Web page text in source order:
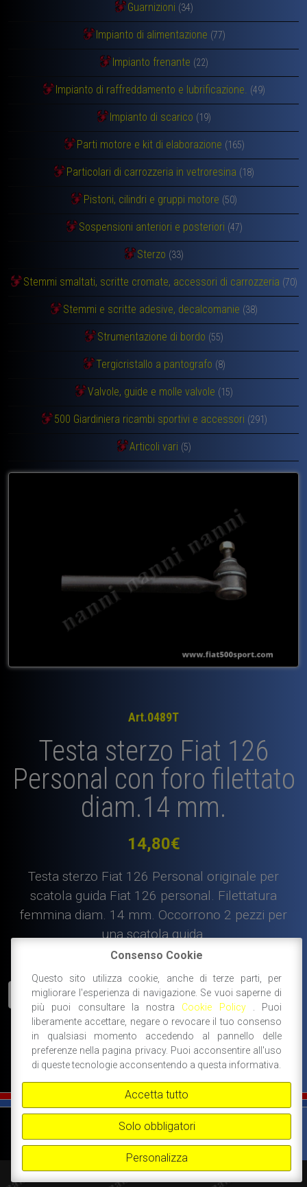
Guarnizioni (34)
Impianto di alimentazione (77)
Impianto frenante (22)
Impianto di raffreddamento e lubrificazione. (49)
Impianto di scarico (19)
Parti motore e kit di elaborazione (165)
Particolari di carrozzeria in vetroresina (18)
Pistoni, cilindri e gruppi motore (50)
Sospensioni anteriori e posteriori (47)
Sterzo (33)
Stemmi smaltati, scritte cromate, accessori di carrozzeria (70)
Stemmi e scritte adesive, decalcomanie (38)
Strumentazione di bordo (55)
Tergicristallo a pantografo (8)
Valvole, guide e molle valvole (15)
500 Giardiniera ricambi sportivi e accessori (291)
Articoli vari (5)
Art.0489T
Testa sterzo Fiat 126
Personal con foro filettato
diam.14 mm.
14,80€
Testa sterzo Fiat 126 Personal originale per
scatola guida Fiat 126 personal. Filettatura
femmina diam. 14 mm. Occorrono 2 pezzi per
una scatola guida.
Disponibile
Testa
sterzo
Personal
foro
filettato
mm.
AGGIUNGI AL CARRELLO
#sterzo
NANNI RICAMBI, BOLOGNA, ACCESSORI SPORTIVI PER FIAT
500 -
INFO@FIAT500SPORT.COM
Consenso Cookie
Questo sito utilizza cookie, anche di terze parti, per
migliorare l'esperienza di navigazione. Se vuoi saperne di
più puoi consultare la nostra Cookie Policy
. Puoi
liberamente accettare, negare o revocare il tuo consenso
in qualsiasi momento accedendo al pannello delle
preferenze nella pagina privacy. Puoi acconsentire all'uso
di queste tecnologie acconsentendo a questa informativa.
Accetta tutto
Solo obbligatori
Personalizza